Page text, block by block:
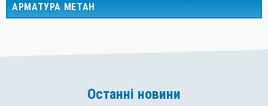
АРМАТУРА МЕТАН
Останні новини